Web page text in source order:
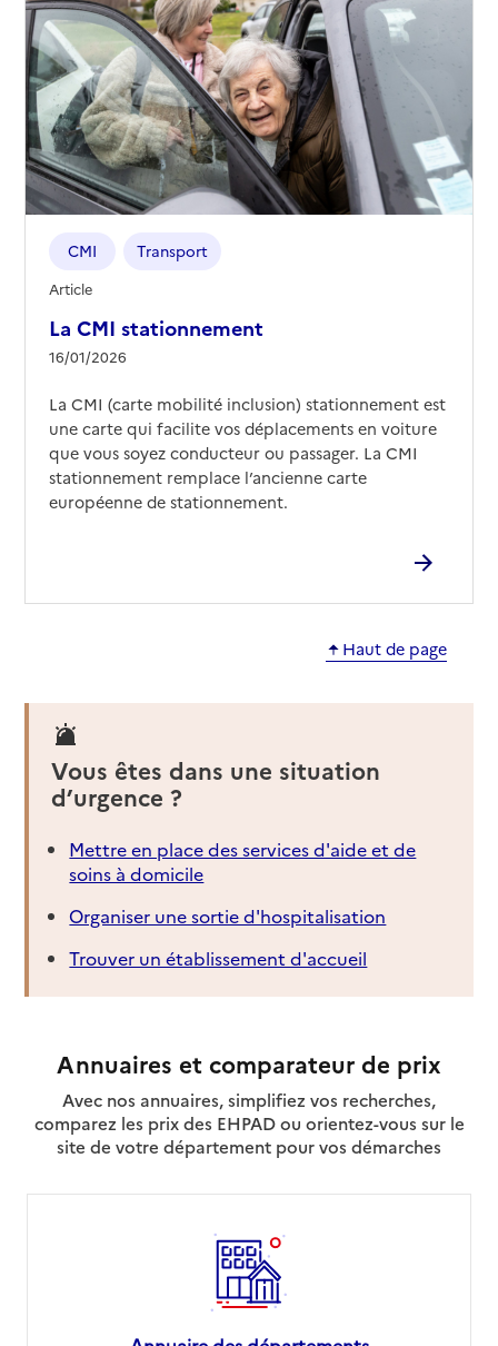
La CMI stationnement
16/01/2026
CMI Transport
Article
La CMI (carte mobilité inclusion) stationnement est
une carte qui facilite vos déplacements en voiture
que vous soyez conducteur ou passager. La CMI
stationnement remplace l’ancienne carte
européenne de stationnement.
Haut de page
Vous êtes dans une situation
d’urgence ?
Mettre en place des services d'aide et de
soins à domicile
Organiser une sortie d'hospitalisation
Trouver un établissement d'accueil
Annuaires et comparateur de prix
Avec nos annuaires, simplifiez vos recherches,
comparez les prix des EHPAD ou orientez-vous sur le
site de votre département pour vos démarches